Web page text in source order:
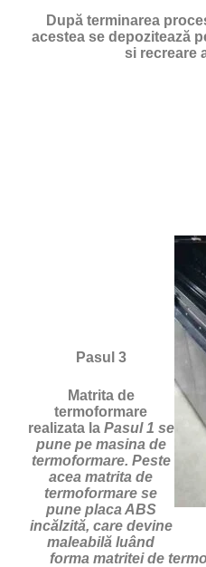
După terminarea
acestea se depozitează
si recreare
Pasul 3
Matrita de
termoformare
realizata la Pasul 1 se
pune pe masina de
termoformare. Peste
acea matrita de
termoformare se
pune placa ABS
incălzită, care devine
maleabilă luând
forma matritei de